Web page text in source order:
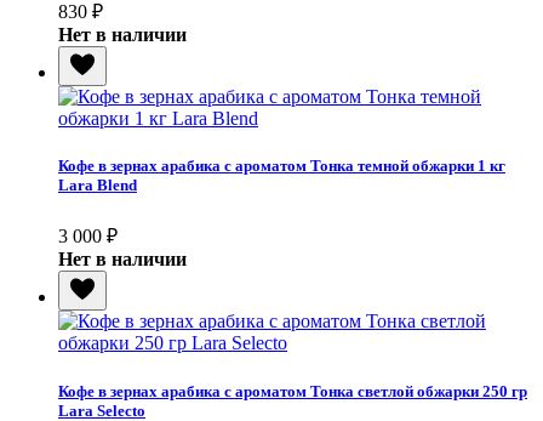
830 ₽
Нет в наличии
Кофе в зернах арабика с ароматом Тонка темной обжарки 1 кг
Lara Blend
3 000 ₽
Нет в наличии
Кофе в зернах арабика с ароматом Тонка светлой обжарки 250 гр
Lara Selecto